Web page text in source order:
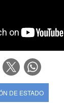
DE ESTADO